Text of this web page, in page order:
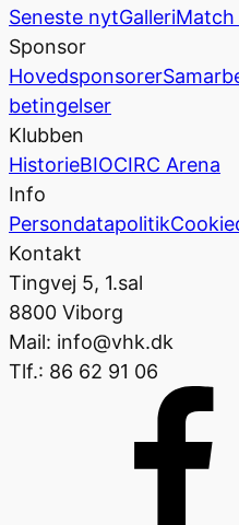
Seneste nytGalleriMatch
Sponsor
Hovedsponsorer
betingelser
Klubben
HistorieBIOCIRC Arena
Info
Persondatapolitik
Kontakt
Tingvej 5, 1.sal
8800 Viborg
Mail: info@vhk.dk
Tlf.: 86 62 91 06